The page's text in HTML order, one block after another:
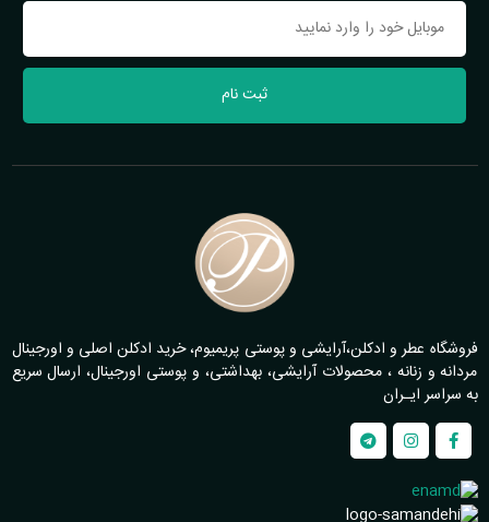
ثبت نام
فروشگاه عطر و ادکلن،آرایشی و پوستی پریمیوم، خرید ادکلن اصلی و اورجینال
مردانه و زنانه ، محصولات آرایشی، بهداشتی، و پوستی اورجینال، ارسال سریع
به سراسر ایـران